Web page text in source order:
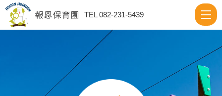
い
ら
っ
TEL 082-231-5439